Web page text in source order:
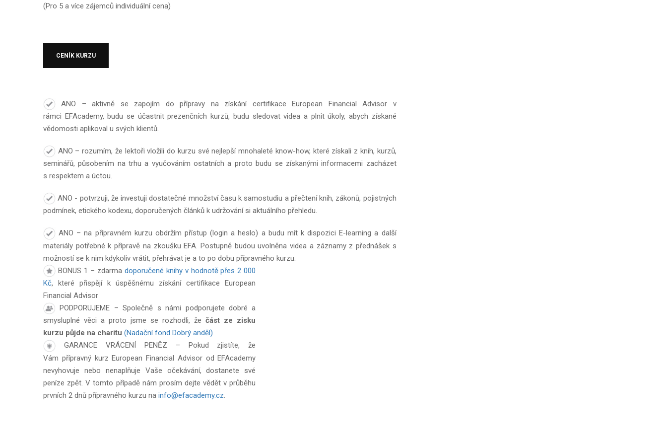
(Pro 5 a více zájemců individuální cena)
CENÍK KURZU
ANO – aktivně se zapojím do přípravy na získání certifikace European Financial Advisor v
rámci EFAcademy, budu se účastnit prezenčních kurzů, budu sledovat videa a plnit úkoly, abych získané
vědomosti aplikoval u svých klientů.
ANO – rozumím, že lektoři vložili do kurzu své nejlepší mnohaleté know-how, které získali z knih, kurzů,
seminářů, působením na trhu a vyučováním ostatních a proto budu se získanými informacemi zacházet
s respektem a úctou.
ANO - potvrzuji, že investuji dostatečné množství času k samostudiu a přečtení knih, zákonů, pojistných
podmínek, etického kodexu, doporučených článků k udržování si aktuálního přehledu.
ANO – na přípravném kurzu obdržím přístup (login a heslo) a budu mít k dispozici E-learning a další
materiály potřebné k přípravě na zkoušku EFA. Postupně budou uvolněna videa a záznamy z přednášek s
možností se k nim kdykoliv vrátit, přehrávat je a to po dobu přípravného kurzu.
BONUS 1 – zdarma doporučené knihy v hodnotě přes 2 000
Kč, které přispějí k úspěšnému získání certifikace European
Financial Advisor
PODPORUJEME – Společně s námi podporujete dobré a
smysluplné věci a proto jsme se rozhodli, žečást ze zisku
kurzu půjde na charitu (Nadační fond Dobrý anděl)
GARANCE VRÁCENÍ PENĚZ – Pokud zjistíte, že
Vám přípravný kurz European Financial Advisor od EFAcademy
nevyhovuje nebo nenaplňuje Vaše očekávání, dostanete své
peníze zpět. V tomto případě nám prosím dejte vědět v průběhu
prvních 2 dnů přípravného kurzu na info@efacademy.cz.